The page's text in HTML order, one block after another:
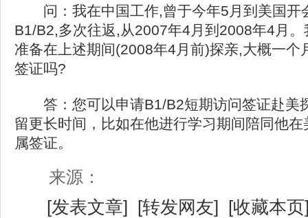
问：我在中国工作,曾于今年5月到美国开
B1/B2,多次往返,从2007年4月到2008年4月
准备在上述期间(2008年4月前)探亲,大概一个
签证吗?
答：您可以申请B1/B2短期访问签证赴美
留更长时间，比如在他进行学习期间陪同他
属签证。
来源：
[发表文章] [转发网友] [收藏本页